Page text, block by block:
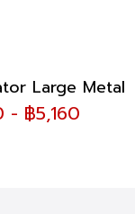
Large Metal
- ฿5,160